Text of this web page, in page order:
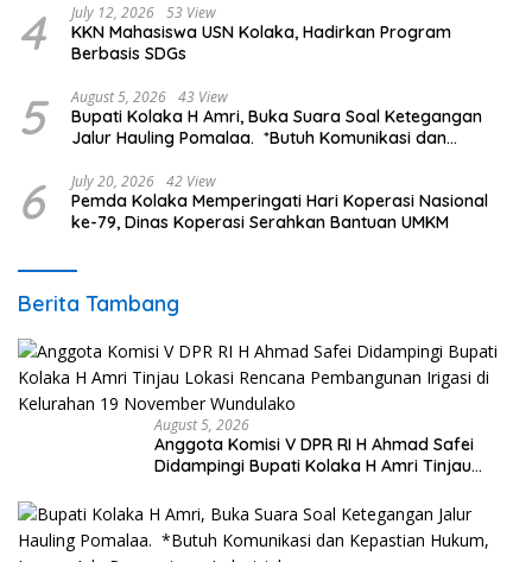
4 July 12, 2026 53 View
KKN Mahasiswa USN Kolaka, Hadirkan Program
Berbasis SDGs
5 August 5, 2026 43 View
Bupati Kolaka H Amri, Buka Suara Soal Ketegangan
Jalur Hauling Pomalaa. *Butuh Komunikasi dan
6 July 20, 2026 42 View
Pemda Kolaka Memperingati Hari Koperasi Nasional
ke-79, Dinas Koperasi Serahkan Bantuan UMKM
Berita Tambang
August 5, 2026
Anggota Komisi V DPR RI H Ahmad Safei
Didampingi Bupati Kolaka H Amri Tinjau
Kelurahan 19 November Wundulako